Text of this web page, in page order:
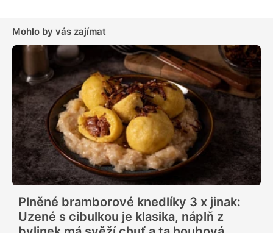
Mohlo by vás zajímat
Plněné bramborové knedlíky 3 x jinak:
Uzené s cibulkou je klasika, náplň z